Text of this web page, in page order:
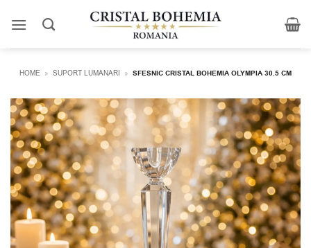
HOME » SUPORT LUMANARI » SFESNIC CRISTAL BOHEMIA OLYMPIA 30.5 CM